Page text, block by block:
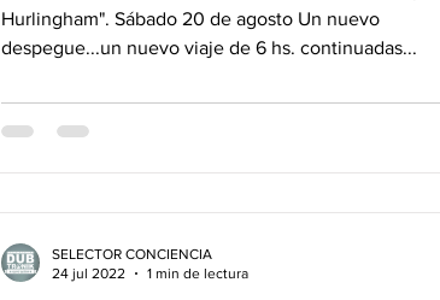
Hurlingham". Sábado 20 de agosto Un nuevo
despegue...un nuevo viaje de 6 hs. continuadas...
SELECTOR CONCIENCIA
24 jul 2022
1 min de lectura